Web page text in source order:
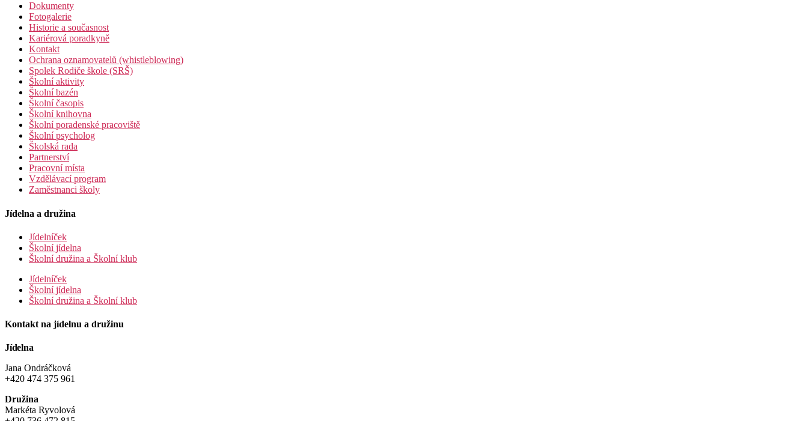
Dokumenty
Fotogalerie
Historie a současnost
Kariérová poradkyně
Kontakt
Ochrana oznamovatelů (whistleblowing)
Spolek Rodiče škole (SRŠ)
Školní aktivity
Školní bazén
Školní časopis
Školní knihovna
Školní poradenské pracoviště
Školní psycholog
Školská rada
Partnerství
Pracovní místa
Vzdělávací program
Zaměstnanci školy
Jídelna a družina
Jídelníček
Školní jídelna
Školní družina a Školní klub
Jídelníček
Školní jídelna
Školní družina a Školní klub
Kontakt na jídelnu a družinu
Jídelna
Jana Ondráčková
+420 474 375 961
Družina
Markéta Ryvolová